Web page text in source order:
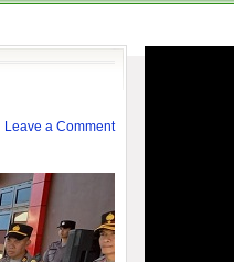
Leave a Comment